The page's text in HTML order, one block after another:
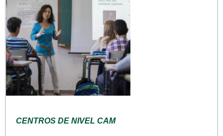
CENTROS DE NIVEL CAM